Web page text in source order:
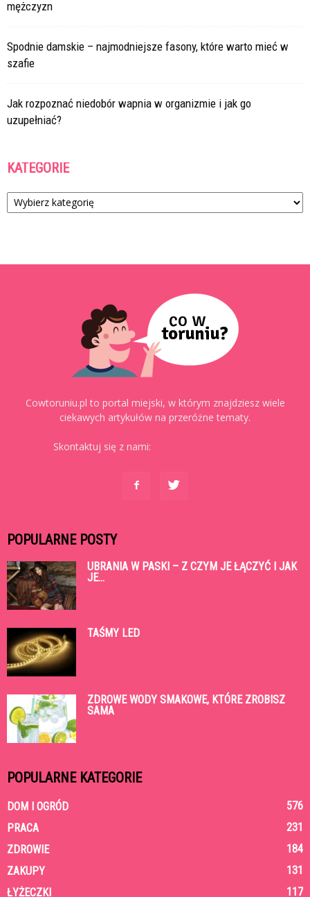
mężczyzn
Spodnie damskie – najmodniejsze fasony, które warto mieć w
szafie
Jak rozpoznać niedobór wapnia w organizmie i jak go
uzupełniać?
KATEGORIE
Kategorie
Cowtoruniu.pl to portal miejski, w którym znajdziesz wiele
ciekawych artykułów na przeróżne tematy.
Skontaktuj się z nami:
POPULARNE POSTY
UBRANIA W PASKI – Z CZYM JE ŁĄCZYĆ I JAK
JE...
TAŚMY LED
ZDROWE WODY SMAKOWE, KTÓRE ZROBISZ
SAMA
POPULARNE KATEGORIE
DOM I OGRÓD
576
PRACA
231
ZDROWIE
184
ZAKUPY
131
ŁYŻECZKI
117